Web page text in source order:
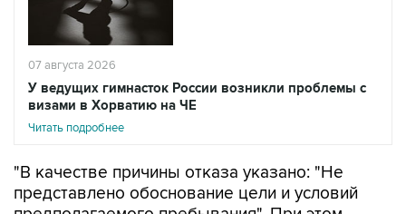
07 августа 2026
У ведущих гимнасток России возникли проблемы с
визами в Хорватию на ЧЕ
Читать подробнее
"В качестве причины отказа указано: "Не
представлено обоснование цели и условий